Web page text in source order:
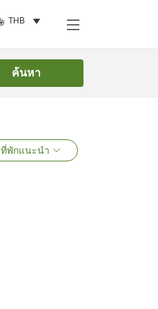
THB
ค้นหา
ที่พักแนะนำ